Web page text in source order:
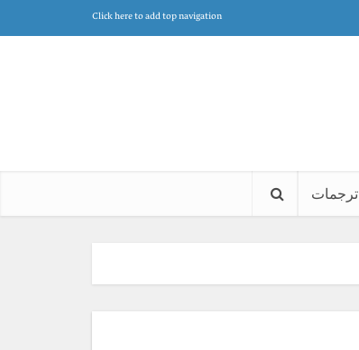
Click here to add top navigation
ترجمات